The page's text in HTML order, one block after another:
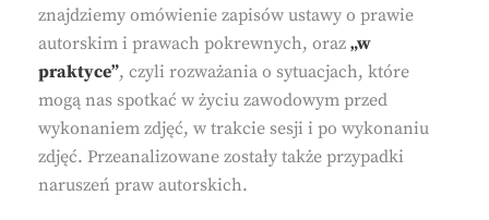
znajdziemy omówienie zapisów ustawy o prawie
autorskim i prawach pokrewnych, oraz „w
praktyce”, czyli rozważania o sytuacjach, które
mogą nas spotkać w życiu zawodowym przed
wykonaniem zdjęć, w trakcie sesji i po wykonaniu
zdjęć. Przeanalizowane zostały także przypadki
naruszeń praw autorskich.